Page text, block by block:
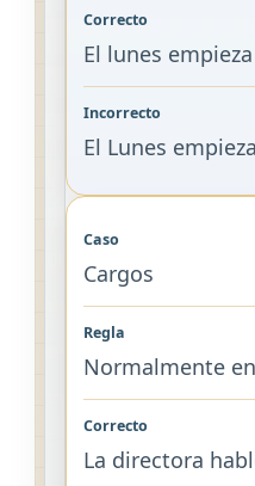
El lunes
El Lunes
Cargos
Normalmente
La directora